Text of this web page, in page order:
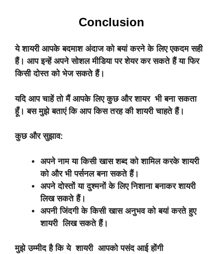
Conclusion
ये शायरी आपके बदमाश अंदाज को बयां करने के लिए एकदम सही
हैं। आप इन्हें अपने सोशल मीडिया पर शेयर कर सकते हैं या फिर
किसी दोस्त को भेज सकते हैं।
यदि आप चाहें तो मैं आपके लिए कुछ और शायर भी बना सकता
हूँ। बस मुझे बताएं कि आप किस तरह की शायरी चाहते हैं।
कुछ और सुझाव:
अपने नाम या किसी खास शब्द को शामिल करके शायरी
को और भी पर्सनल बना सकते हैं।
अपने दोस्तों या दुश्मनों के लिए निशाना बनाकर शायरी
लिख सकते हैं।
अपनी जिंदगी के किसी खास अनुभव को बयां करते हुए
शायरी लिख सकते हैं।
मुझे उम्मीद है कि ये शायरी आपको पसंद आई होंगी